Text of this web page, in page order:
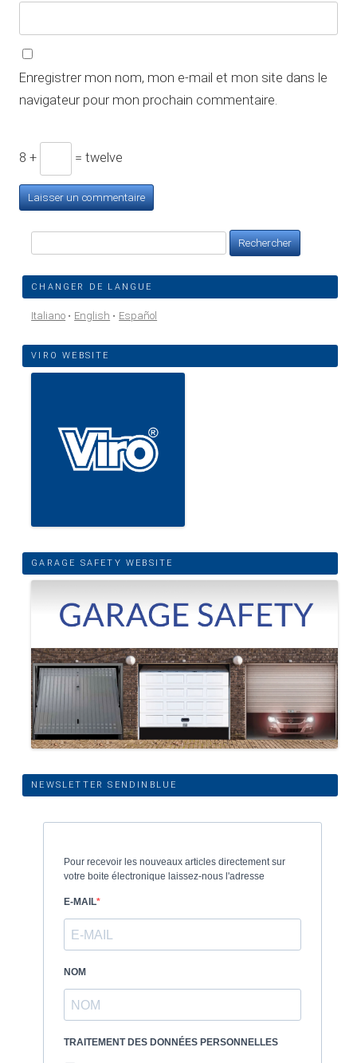
Enregistrer mon nom, mon e-mail et mon site dans le
navigateur pour mon prochain commentaire.
8 + = twelve
CHANGER DE LANGUE
Italiano English Español
VIRO WEBSITE
GARAGE SAFETY WEBSITE
NEWSLETTER SENDINBLUE